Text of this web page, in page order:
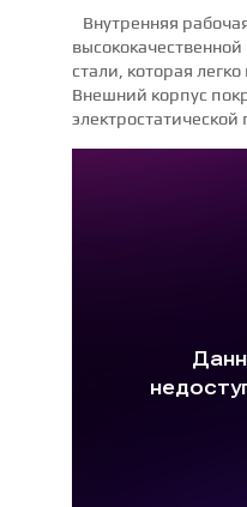
Внутренняя
стали, которая
Внешний корпус